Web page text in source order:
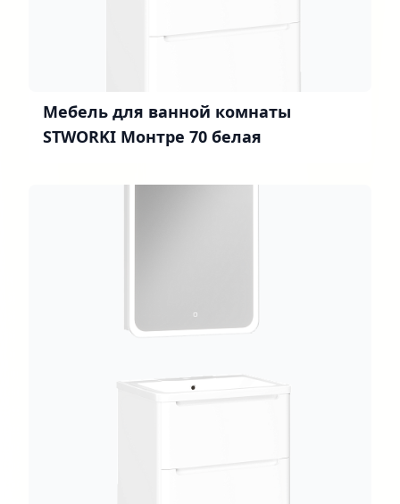
Мебель для ванной комнаты
STWORKI Монтре 70 белая